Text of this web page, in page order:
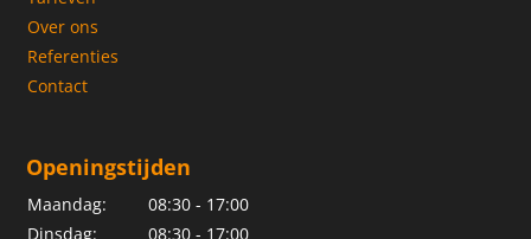
Over ons
Referenties
Contact
Openingstijden
Maandag:
08:30 - 17:00
Dinsdag:
08:30 - 17:00